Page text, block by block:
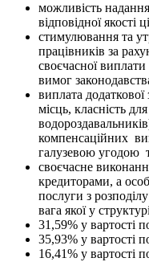
можливість
відповідної якості
стимулювання та
працівників за
своєчасної
вимог
виплата додаткової
місць, класність
компенсаційних
галузевою угодою
своєчасне
кредиторами, а
послуги з
вага якої у
31,59% у вартості
35,93% у вартості
16,41% у вартості